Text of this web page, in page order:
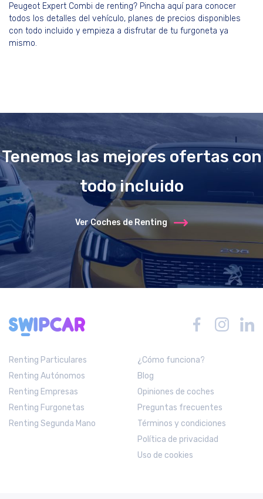
Peugeot Expert Combi de renting? Pincha aquí para conocer
todos los detalles del vehículo, planes de precios disponibles
con todo incluido y empieza a disfrutar de tu furgoneta ya
mismo.
Tenemos las mejores ofertas con
todo incluido
Ver Coches de Renting
Renting Particulares
Renting Autónomos
Renting Empresas
Renting Furgonetas
Renting Segunda Mano
¿Cómo funciona?
Blog
Opiniones de coches
Preguntas frecuentes
Términos y condiciones
Política de privacidad
Uso de cookies